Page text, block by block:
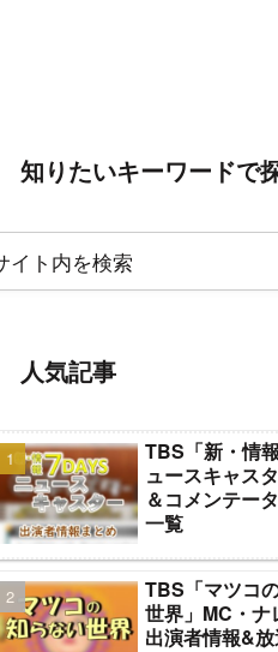
知りたいキーワードで
人気記事
TBS「新・情
ュースキャス
＆コメンテー
一覧
TBS「マツコ
世界」MC・ナ
出演者情報&